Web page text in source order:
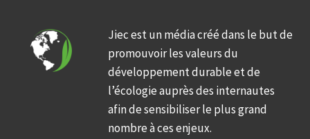
Jiec est un média créé dans le but de
promouvoir les valeurs du
développement durable et de
l’écologie auprès des internautes
afin de sensibiliser le plus grand
nombre à ces enjeux.